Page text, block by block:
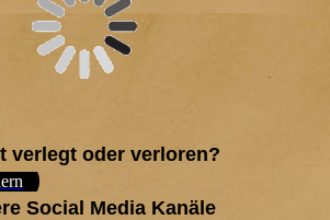
verlegt oder verloren?
Social Media Kanäle